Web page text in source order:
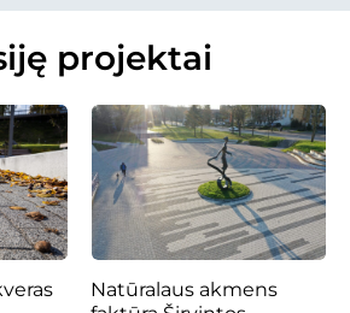
projektai
Natūralaus akmens